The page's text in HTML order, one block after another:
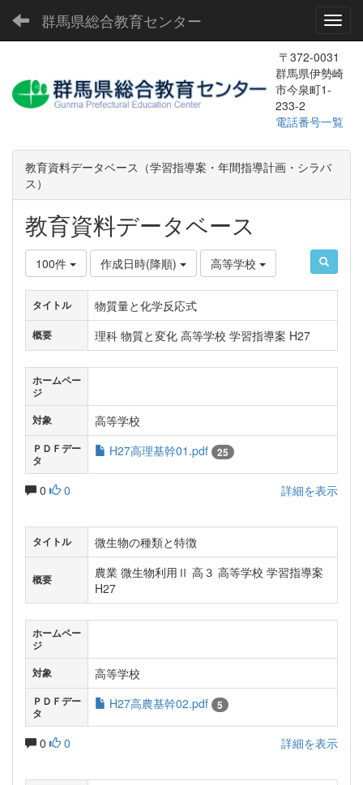
群馬県総合教育センター
〒372-0031
群馬県伊勢崎
市今泉町1-
233-2
電話番号一覧
教育資料データベース（学習指導案・年間指導計画・シラバ
ス）
教育資料データベース
100件 作成日時(降順) 高等学校
タイトル 物質量と化学反応式
概要 理科 物質と変化 高等学校 学習指導案 H27
ホームペー
ジ
対象
高等学校
ＰＤＦデー
タ
H27高理基幹01.pdf 25
0 0 詳細を表示
タイトル 微生物の種類と特徴
概要
農業 微生物利用Ⅱ 高３ 高等学校 学習指導案
H27
ホームペー
ジ
対象
高等学校
ＰＤＦデー
タ
H27高農基幹02.pdf 5
0 0 詳細を表示